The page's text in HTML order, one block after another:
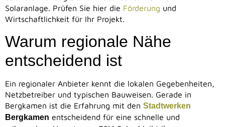
Solaranlage. Prüfen Sie hier die Förderung und
Wirtschaftlichkeit für Ihr Projekt.
Warum regionale Nähe
entscheidend ist
Ein regionaler Anbieter kennt die lokalen Gegebenheiten,
Netzbetreiber und typischen Bauweisen. Gerade in
Bergkamen ist die Erfahrung mit den Stadtwerken
Bergkamen entscheidend für eine schnelle und